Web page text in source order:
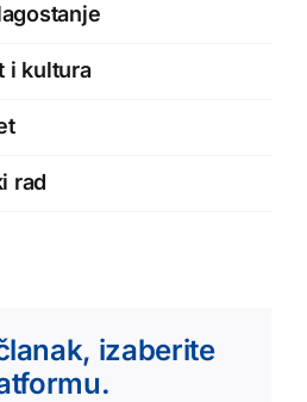
i kultura
rad
izaberite